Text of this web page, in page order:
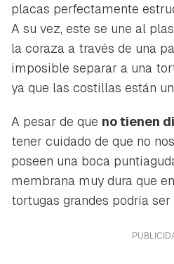
placas perfectamente
A su vez, este se une al
la coraza a través de una
imposible separar a una
ya que las costillas están
A pesar de que no tienen
tener cuidado de que no
poseen una boca
membrana muy dura que
tortugas grandes podría ser